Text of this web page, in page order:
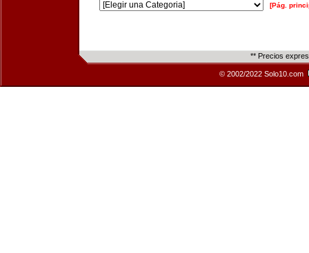
[Pág.
** Precios
© 2002/2022 Solo10.com